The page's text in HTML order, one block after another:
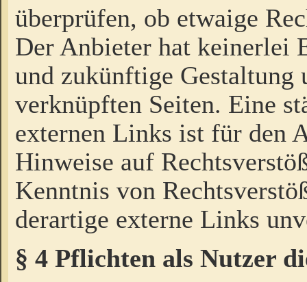
überprüfen, ob etwaige
Der Anbieter hat keinerlei
und zukünftige Gestaltung
verknüpften Seiten. Eine
externen Links ist für den
Hinweise auf
Kenntnis von
derartige externe Links
§ 4 Pflichten als Nutzer